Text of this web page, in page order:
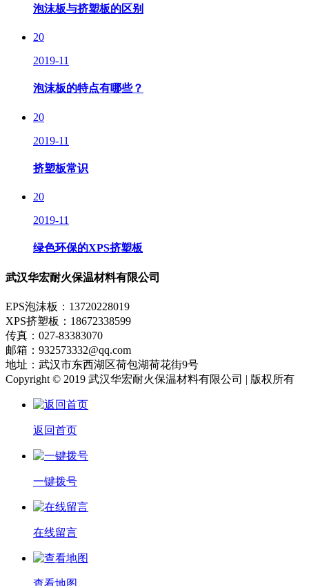
泡沫板与挤塑板的区别
20
2019-11
泡沫板的特点有哪些？
20
2019-11
挤塑板常识
20
2019-11
绿色环保的XPS挤塑板
武汉华宏耐火保温材料有限公司
EPS泡沫板：13720228019
XPS挤塑板：18672338599
传真：027-83383070
邮箱：932573332@qq.com
地址：武汉市东西湖区荷包湖荷花街9号
Copyright © 2019 武汉华宏耐火保温材料有限公司 | 版权所有
返回首页
一键拨号
在线留言
查看地图